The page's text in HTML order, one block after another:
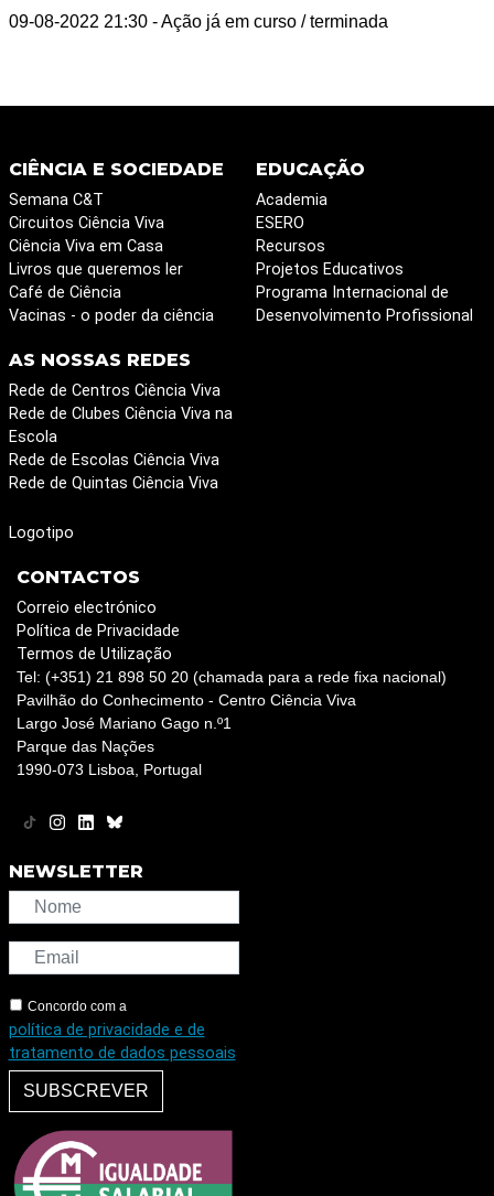
09-08-2022 21:30 - Ação já em curso / terminada
CIÊNCIA E SOCIEDADE
Semana C&T
Circuitos Ciência Viva
Ciência Viva em Casa
Livros que queremos ler
Café de Ciência
Vacinas - o poder da ciência
EDUCAÇÃO
Academia
ESERO
Recursos
Projetos Educativos
Programa Internacional de
Desenvolvimento Profissional
AS NOSSAS REDES
Rede de Centros Ciência Viva
Rede de Clubes Ciência Viva na
Escola
Rede de Escolas Ciência Viva
Rede de Quintas Ciência Viva
Logotipo
CONTACTOS
Correio electrónico
Política de Privacidade
Termos de Utilização
Tel: (+351) 21 898 50 20 (chamada para a rede fixa nacional)
Pavilhão do Conhecimento - Centro Ciência Viva
Largo José Mariano Gago n.º1
Parque das Nações
1990-073 Lisboa, Portugal
NEWSLETTER
Concordo com a
política de privacidade e de
tratamento de dados pessoais
SUBSCREVER